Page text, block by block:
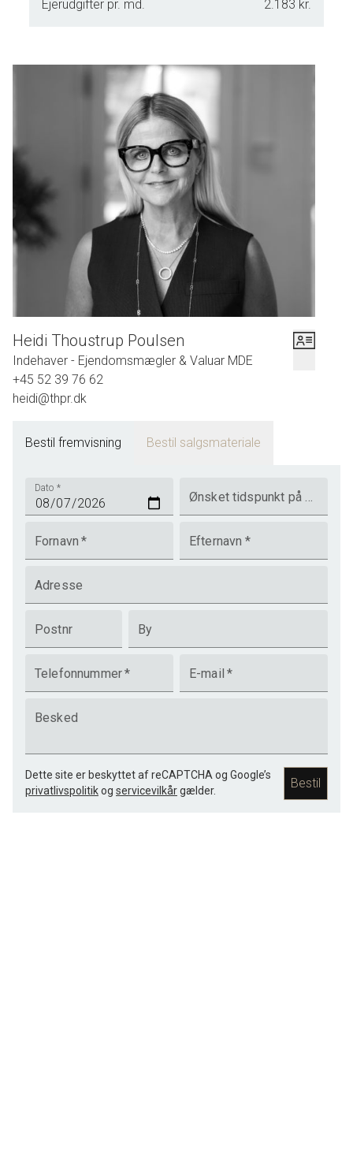
Ejerudgifter pr. md. 2.183 kr.
Heidi Thoustrup Poulsen
Indehaver - Ejendomsmægler & Valuar MDE
+45 52 39 76 62
heidi@thpr.dk
Bestil fremvisning Bestil salgsmateriale
Dato *
Ønsket tidspunkt på dagen
Fornavn * Efternavn *
Adresse
Postnr By
Telefonnummer* E-mail *
Besked
Dette site er beskyttet af reCAPTCHA og Google’s
privatlivspolitikog servicevilkårgælder. Bestil